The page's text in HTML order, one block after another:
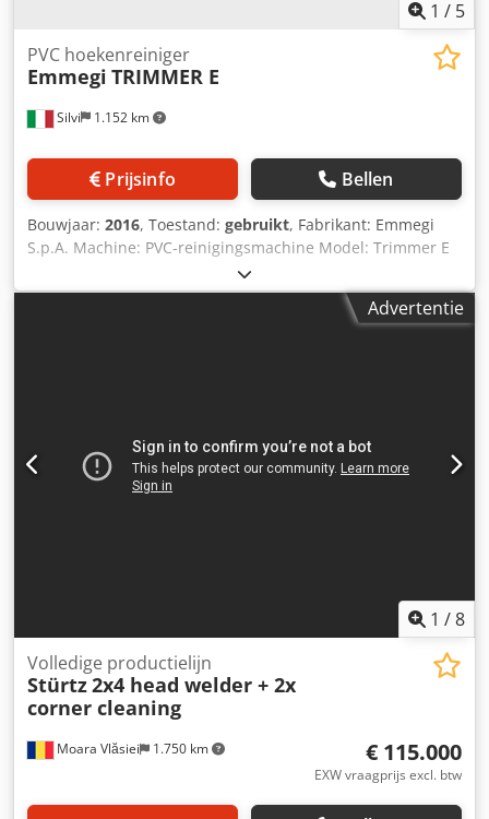
1 / 5
Silvi 1.152 km
PVC hoekenreiniger
Emmegi TRIMMER E
Prijsinfo Bellen
Bouwjaar: 2016, Toestand: gebruikt, Fabrikant: Emmegi
S.p.A. Machine: PVC-reinigingsmachine Model: Trimmer E
Bouwjaar: 2016 CNC-machine voor het reinigen van
hoeken van PVC-kozijnen, met 3 geïnterpoleerde assen en
een automatische cyclus. Uitgerust met een zaagblad met
50 Hz Crjdpfsywu A Ijx Ac Isf
Advertentie
1 /8
Moara Vlăsiei 1.750 km
Volledige productielijn
Stürtz2x4 head welder + 2x
corner cleaning
€ 115.000
EXW vraagprijs excl. btw